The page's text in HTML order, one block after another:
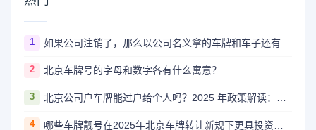
1 如果公司注销了，那么以公司名义拿的车牌和车子还有用吗？怎么处理？
2 北京车牌号的字母和数字各有什么寓意？
3
4